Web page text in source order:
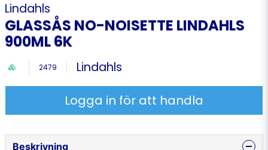
Lindahls
GLASSÅS NO-NOISETTE LINDAHLS
900ML 6K
2479 Lindahls
Logga in för att handla
Beskrivning